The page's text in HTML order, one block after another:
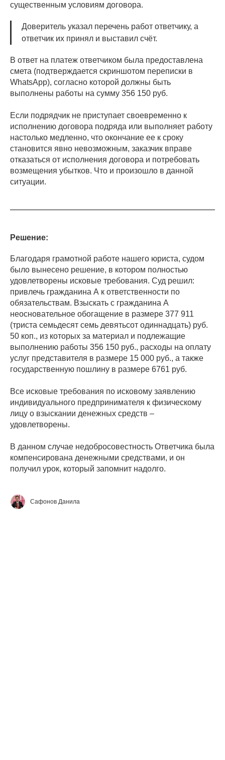
существенным условиям договора.
Доверитель указал перечень работ ответчику, а
ответчик их принял и выставил счёт.
В ответ на платеж ответчиком была предоставлена
смета (подтверждается скриншотом переписки в
WhatsApp), согласно которой должны быть
выполнены работы на сумму 356 150 руб.
Если подрядчик не приступает своевременно к
исполнению договора подряда или выполняет работу
настолько медленно, что окончание ее к сроку
становится явно невозможным, заказчик вправе
отказаться от исполнения договора и потребовать
возмещения убытков. Что и произошло в данной
ситуации.
Решение:
Благодаря грамотной работе нашего юриста, судом
было вынесено решение, в котором полностью
удовлетворены исковые требования. Суд решил:
привлечь гражданина А к ответственности по
обязательствам. Взыскать с гражданина А
неосновательное обогащение в размере 377 911
(триста семьдесят семь девятьсот одиннадцать) руб.
50 коп., из которых за материал и подлежащие
выполнению работы 356 150 руб., расходы на оплату
услуг представителя в размере 15 000 руб., а также
государственную пошлину в размере 6761 руб.
Все исковые требования по исковому заявлению
индивидуального предпринимателя к физическому
лицу о взыскании денежных средств –
удовлетворены.
В данном случае недобросовестность Ответчика была
компенсирована денежными средствами, и он
получил урок, который запомнит надолго.
Сафонов Данила